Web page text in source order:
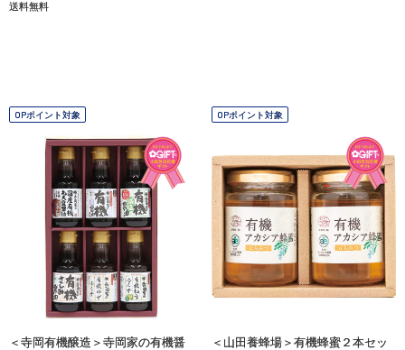
送料無料
OPポイント対象
＜寺岡有機醸造＞寺岡家の有機醤
OPポイント対象
＜山田養蜂場＞有機蜂蜜２本セッ